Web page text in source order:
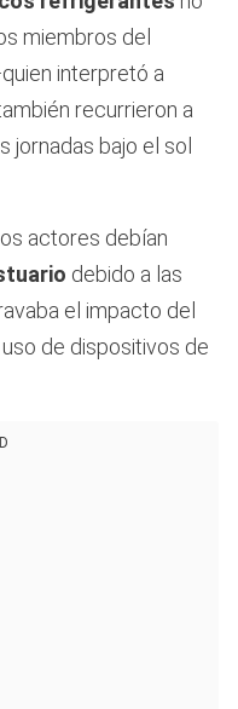
miembros del
interpretó a
recurrieron a
jornadas bajo el sol
actores debían
debido a las
el impacto del
de dispositivos de